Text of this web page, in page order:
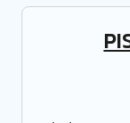
prestations